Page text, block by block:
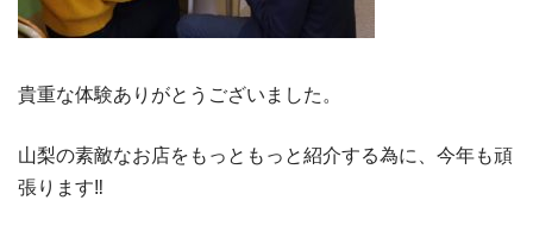
貴重な体験ありがとうございました。
山梨の素敵なお店をもっともっと紹介する為に、今年も頑
張ります‼︎